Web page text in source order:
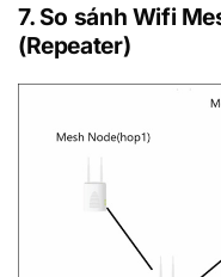
7. So sánh Wifi
(Repeater)